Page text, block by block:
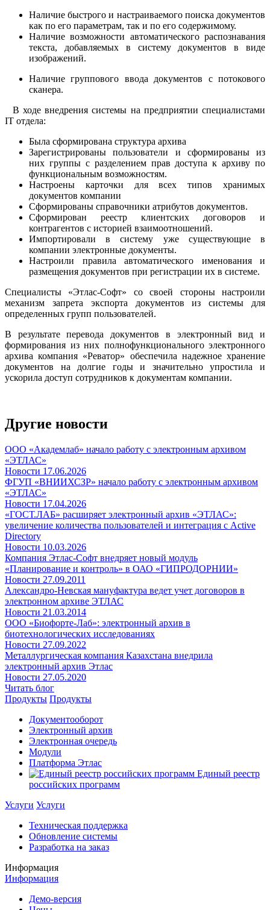
Наличие быстрого и настраиваемого поиска документов
как по его параметрам, так и по его содержимому.
Наличие возможности автоматического распознавания
текста, добавляемых в систему документов в виде
изображений.
Наличие группового ввода документов с потокового
сканера.
В ходе внедрения системы на предприятии специалистами
IT отдела:
Была сформирована структура архива
Зарегистрированы пользователи и сформированы из
них группы с разделением прав доступа к архиву по
функциональным возможностям.
Настроены карточки для всех типов хранимых
документов компании
Сформированы справочники атрибутов документов.
Сформирован реестр клиентских договоров и
контрагентов с историей взаимоотношений.
Импортировали в систему уже существующие в
компании электронные документы.
Настроили правила автоматического именования и
размещения документов при регистрации их в системе.
Специалисты «Этлас-Софт» со своей стороны настроили
механизм запрета экспорта документов из системы для
определенных групп пользователей.
В результате перевода документов в электронный вид и
формирования из них полнофункционального электронного
архива компания «Реватор» обеспечила надежное хранение
документов на долгие годы и значительно упростила и
ускорила доступ сотрудников к документам компании.
Другие новости
ООО «Академлаб» начало работу с электронным архивом
«ЭТЛАС»
Новости 17.06.2026
ФГУП «ВНИИХСЗР» начало работу с электронным архивом
«ЭТЛАС»
Новости 17.04.2026
«ГОСТ.ЛАБ» расширяет электронный архив «ЭТЛАС»:
увеличение количества пользователей и интеграция с Active
Directory
Новости 10.03.2026
Компания Этлас-Софт внедряет новый модуль
«Планирование и контроль» в ОАО «ГИПРОДОРНИИ»
Новости 27.09.2011
Александро-Невская мануфактура ведет учет договоров в
электронном архиве ЭТЛАС
Новости 21.03.2014
ООО «Биофорте-Лаб»: электронный архив в
биотехнологических исследованиях
Новости 27.09.2022
Металлургическая компания Казахстана внедрила
электронный архив Этлас
Новости 27.05.2020
Читать блог
Продукты Продукты
Документооборот
Электронный архив
Электронная очередь
Модули
Платформа Этлас
Единый реестр
российских программ
Услуги Услуги
Техническая поддержка
Обновление системы
Разработка на заказ
Информация
Информация
Демо-версия